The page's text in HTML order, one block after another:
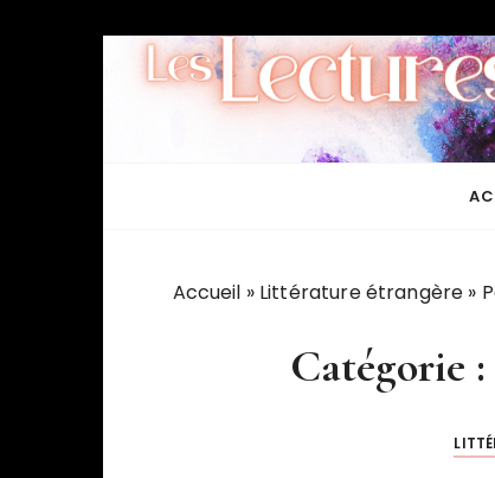
Accueil » Littérature étrangère »
Catégorie :